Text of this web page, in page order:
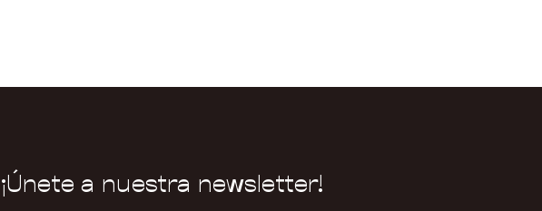
¡Únete a nuestra newsletter!